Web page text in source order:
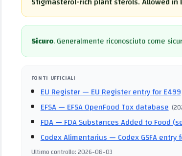
Sicuro.Generalmente riconosciuto come
FONTI UFFICIALI
EU Register— EU Register entry for E499
EFSA— EFSA OpenFood Tox database (
FDA— FDA Substances Added to Food
Codex Alimentarius— Codex GSFA entry
Ultimo controllo:2026-08-03